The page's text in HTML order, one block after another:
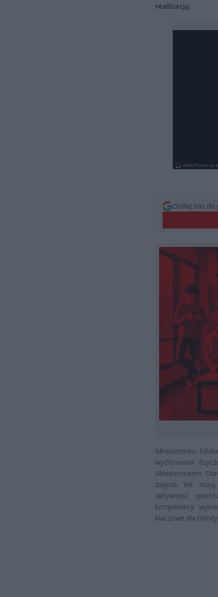
realizacją.
Dodaj nas do
Ministerstwo
wychowania
Ministerstwem
zajęcia WF
aktywność
kompetencji
kluczowe dla